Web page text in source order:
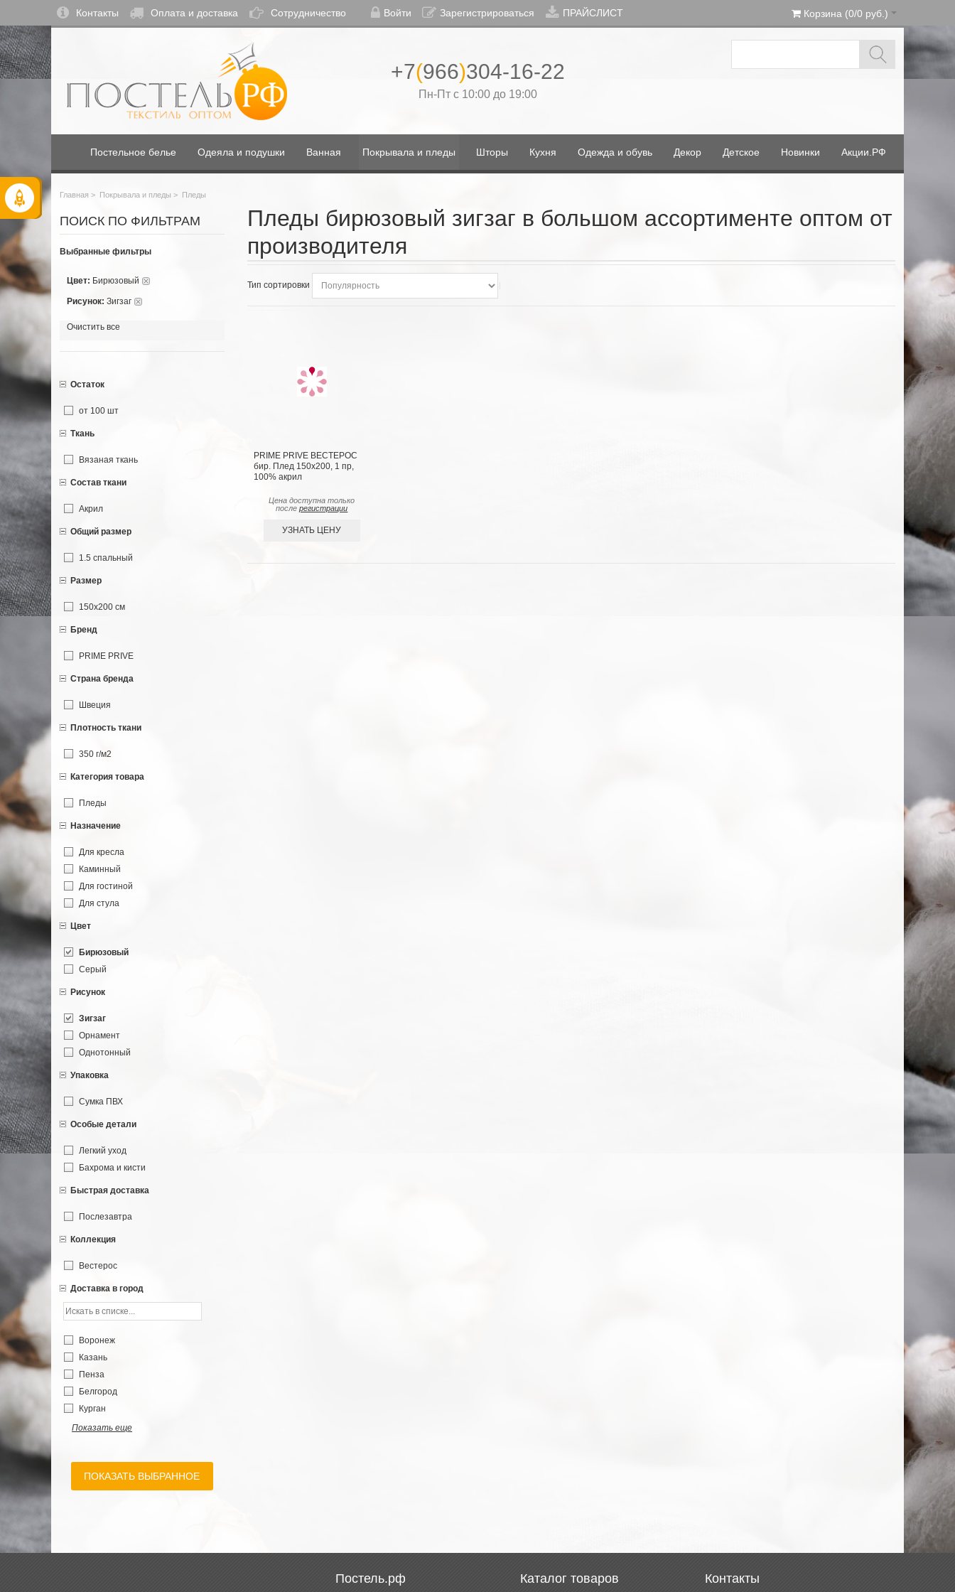
Контакты Оплата и доставка Сотрудничество Войти Зарегистрироваться ПРАЙСЛИСТ Корзина (0/0 руб.)
+7(966)304-16-22
Пн-Пт с 10:00 до 19:00
Постельное белье Одеяла и подушки Ванная Покрывала и пледы Шторы Кухня Одежда и обувь Декор Детское Новинки Акции.РФ
Главная > Покрывала и пледы > Пледы
Пледы бирюзовый зигзаг в большом ассортименте оптом от
производителя
Тип сортировки
PRIME PRIVE ВЕСТЕРОС
бир. Плед 150x200, 1 пр,
100% акрил
Цена доступна только
послерегистрации
УЗНАТЬ ЦЕНУ
ПОИСК ПО ФИЛЬТРАМ
Выбранные фильтры
Цвет: Бирюзовый
Рисунок: Зигзаг
Очистить все
Остаток
от 100 шт
Ткань
Вязаная ткань
Состав ткани
Акрил
Общий размер
1.5 спальный
Размер
150х200 см
Бренд
PRIME PRIVE
Страна бренда
Швеция
Плотность ткани
350 г/м2
Категория товара
Пледы
Назначение
Для кресла
Каминный
Для гостиной
Для стула
Цвет
Бирюзовый
Серый
Рисунок
Зигзаг
Орнамент
Однотонный
Упаковка
Сумка ПВХ
Особые детали
Легкий уход
Бахрома и кисти
Быстрая доставка
Послезавтра
Коллекция
Вестерос
Доставка в город
Воронеж
Казань
Пенза
Белгород
Курган
Показать еще
ПОКАЗАТЬ ВЫБРАННОЕ
Контакты
Каталог товаров
Постель.рф